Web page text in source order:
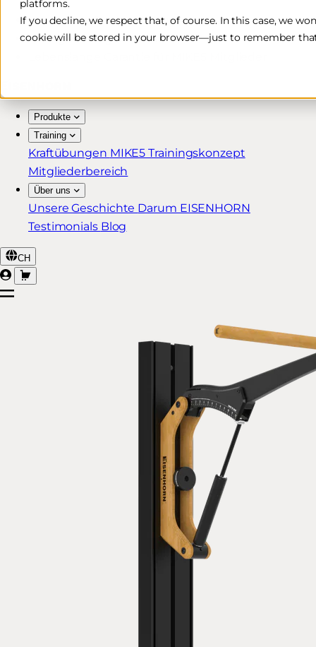
platforms.
If you decline, we respect that, of course. In this case, we
cookie will be stored in your browser—just to remember
Kostenlose & schnelle Lieferung*
30 Tage Rückgaberecht
Produkte
Training
Kraftübungen MIKE5 Trainingskonzept
Mitgliederbereich
Über uns
Unsere Geschichte Darum EISENHORN
Testimonials Blog
CH